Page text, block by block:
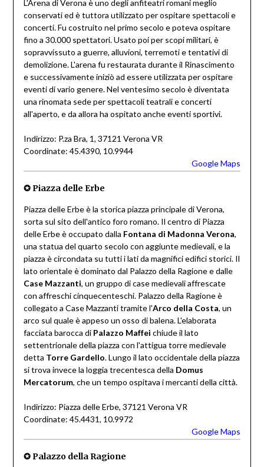
L'Arena di Verona è uno degli anfiteatri romani meglio
conservati ed è tuttora utilizzato per ospitare spettacoli e
concerti. Fu costruito nel primo secolo e poteva ospitare
fino a 30.000 spettatori. Usato poi per scopi militari, è
sopravvissuto a guerre, alluvioni, terremoti e tentativi di
demolizione. L'arena fu restaurata durante il Rinascimento
e successivamente iniziò ad essere utilizzata per ospitare
eventi di vario genere. Nel ventesimo secolo è diventata
una rinomata sede per spettacoli teatrali e concerti
all'aperto, e da allora ha ospitato anche eventi sportivi.
Indirizzo: P.za Bra, 1, 37121 Verona VR
Coordinate: 45.4390, 10.9944
Google Maps
✪ Piazza delle Erbe
Piazza delle Erbe è la storica piazza principale di Verona,
sorta sul sito dell'antico foro romano. Il centro di Piazza
delle Erbe è occupato dalla Fontana di Madonna Verona,
una statua del quarto secolo con aggiunte medievali, e la
piazza è circondata su tutti i lati da magnifici edifici storici. Il
lato orientale è dominato dal Palazzo della Ragione e dalle
Case Mazzanti, un gruppo di case medievali affrescate
con affreschi cinquecenteschi. Palazzo della Ragione è
collegato a Case Mazzanti tramite l'Arco della Costa, un
arco sul quale è appeso un osso di balena. L'elaborata
facciata barocca di Palazzo Maffei chiude il lato
settentrionale della piazza con l'attigua torre medievale
detta Torre Gardello. Lungo il lato occidentale della piazza
si trova invece la loggia trecentesca della Domus
Mercatorum, che un tempo ospitava i mercanti della città.
Indirizzo: Piazza delle Erbe, 37121 Verona VR
Coordinate: 45.4431, 10.9972
Google Maps
✪ Palazzo della Ragione